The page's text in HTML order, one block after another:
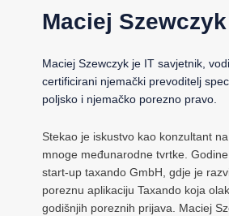
Maciej Szewczyk
Maciej Szewczyk je IT savjetnik,
certificirani njemački prevoditelj
poljsko i njemačko porezno pravo.
Stekao je iskustvo kao konzultant
mnoge međunarodne tvrtke.
start-up taxando GmbH, gdje je
poreznu aplikaciju Taxando koja
godišnjih poreznih prijava. Maciej